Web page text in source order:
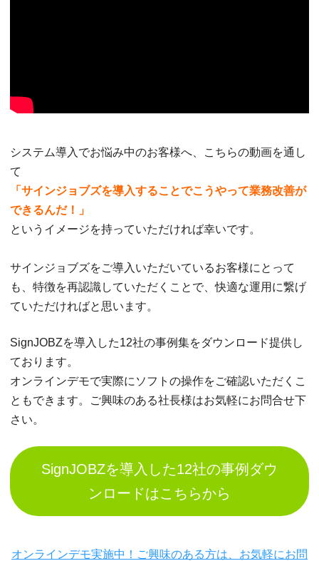
システム導入でお悩み中のお客様へ、こちらの動画を通し
て
「サインジョブズを導入することでこうやって業務改善が
できるんだ！」
というイメージを持っていただければ幸いです。
サインジョブズをご導入いただいているお客様にとって
も、特徴を再認識していただくことで、快適な運用に繋げ
ていただければと思います。
SignJOBZを導入した12社の事例集をダウンロード提供し
ております。
オンラインデモで実際にソフトの操作をご確認いただくこ
ともできます。ご興味のある社長様はお気軽にお問合せ下
さい。
SignJOBZを導入した12社の事例ダウ
ンロードはこちらから
オンラインデモ実施中！ご興味のある方は、お気軽にお問